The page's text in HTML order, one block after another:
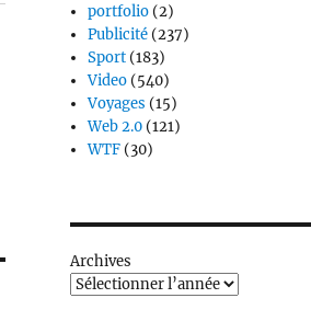
portfolio (2)
Publicité (237)
Sport (183)
Video (540)
Voyages (15)
Web 2.0 (121)
WTF (30)
Archives